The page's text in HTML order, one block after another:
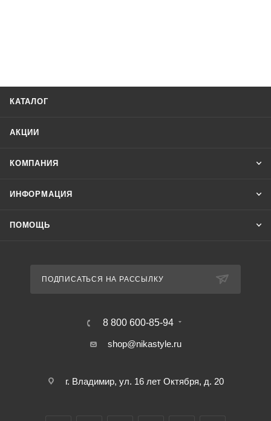
КАТАЛОГ
АКЦИИ
КОМПАНИЯ
ИНФОРМАЦИЯ
ПОМОЩЬ
ПОДПИСАТЬСЯ НА РАССЫЛКУ
8 800 600-85-94
shop@nikastyle.ru
г. Владимир, ул. 16 лет Октября, д. 20